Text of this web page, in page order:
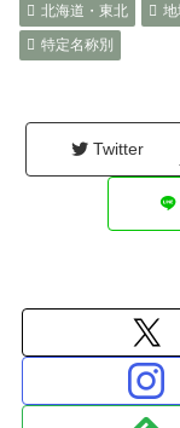
北海道・東北
地
特定名称別
Twitter